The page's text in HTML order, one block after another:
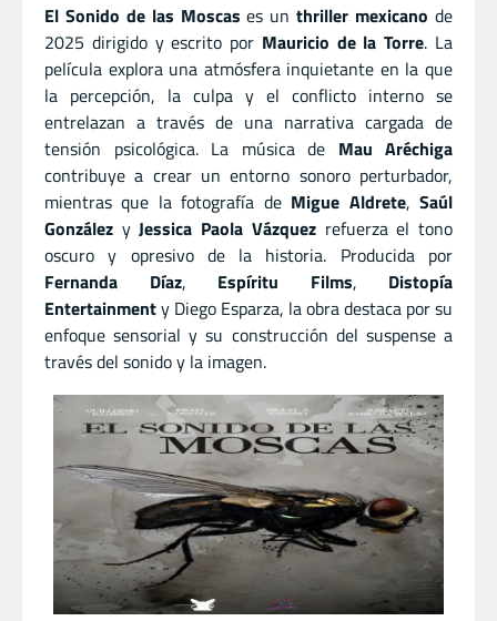
El Sonido de las Moscas es unthriller mexicano de
2025 dirigido y escrito por Mauricio de la Torre. La
película explora una atmósfera inquietante en la que
la percepción, la culpa y el conflicto interno se
entrelazan a través de una narrativa cargada de
tensión psicológica. La música de Mau Aréchiga
contribuye a crear un entorno sonoro perturbador,
mientras que la fotografía de Migue Aldrete,Saúl
González yJessica Paola Vázquezrefuerza el tono
oscuro y opresivo de la historia. Producida por
Fernanda Díaz, Espíritu Films, Distopía
Entertainmenty Diego Esparza, la obra destaca por su
enfoque sensorial y su construcción del suspense a
través del sonido y la imagen.